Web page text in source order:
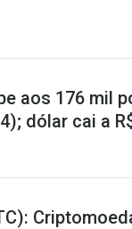
aos 176 mil
dólar cai a